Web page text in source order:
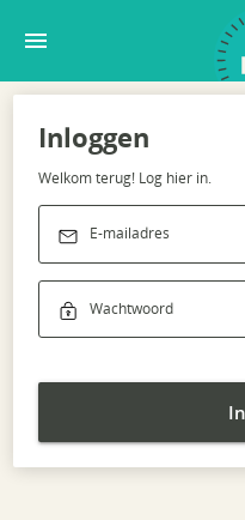
menu House of
Inloggen
Welkom terug! Log hier in.
E-mailadres
Wachtwoord